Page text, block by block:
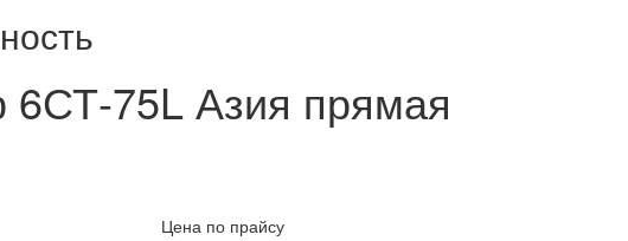
6СТ-75L Азия прямая
Цена по прайсу